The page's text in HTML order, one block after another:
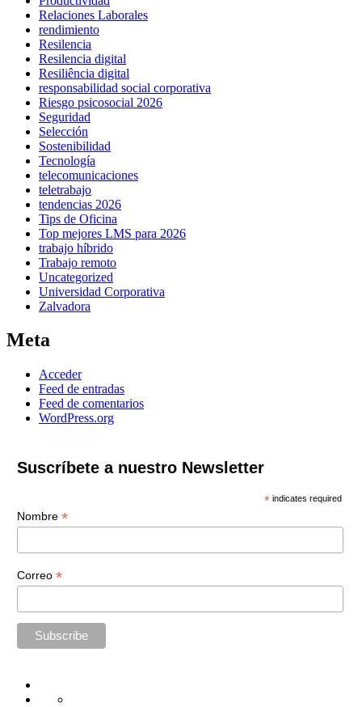
Relaciones Laborales
rendimiento
Resilencia
Resilencia digital
Resiliência digital
responsabilidad social corporativa
Riesgo psicosocial 2026
Seguridad
Selección
Sostenibilidad
Tecnología
telecomunicaciones
teletrabajo
tendencias 2026
Tips de Oficina
Top mejores LMS para 2026
trabajo híbrido
Trabajo remoto
Uncategorized
Universidad Corporativa
Zalvadora
Meta
Acceder
Feed de entradas
Feed de comentarios
WordPress.org
Suscríbete a nuestro Newsletter
* indicates required
Nombre *
Correo *
Administración